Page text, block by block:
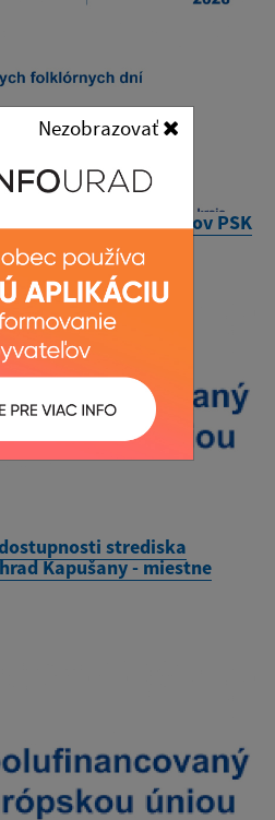
Nezobrazovať
dni - Výzva poslancov PSK
strediska
Kapušany - miestne